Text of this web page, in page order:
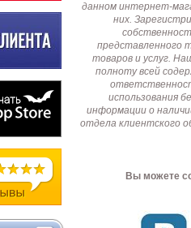
данном интернет-
них.
представленного
товаров и услуг.
полноту всей
использования
информации о
отдела клиентского
Вы можете